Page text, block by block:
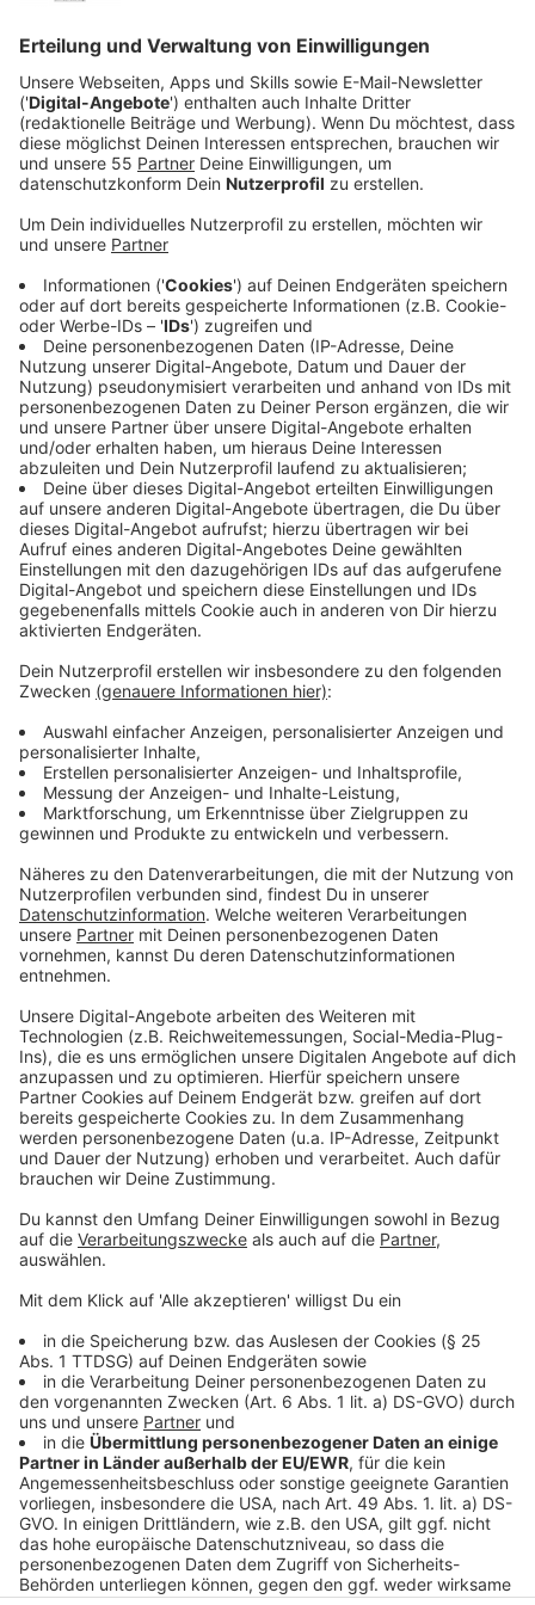
Veröffentlicht:
Anzeige
Durch den dichten Nebel ist die Besatzung der
Bohrinsel komplett von der Außenwelt abgeschnitten.
Denn auch die Kommunikation ist mysteriöserweise
nicht mehr möglich. Heftige Erschütterungen rütteln
eine Rettung ist nicht in Sicht und die Nahrungsvorräte
werden langsam knapp. Manager Magnus (Iain Glen)
muss dafür Sorge tragen, dass die Konflikte innerhalb
der Crew nicht eskalieren, denn die Lage wird immer
bedrohlicher.
Streaming-Dienst: Amazon Prime Video
Anzeige
Die Besatzung entwickelt die wildesten Theorien über
den seltsamen Nebel. Und schon bald wird klar, dass
hier eine übernatürliche Macht am Werk ist.
Anzeige
©Copyright: Amazon Prime Video
Manager Magnus versucht seine Crew zu beruhigen.
Doch die Angst auf der Bohrinsel ist groß.
Anzeige
© Copyright: Amazon Prime Video
Der Nebel wird immer mysteriöser und schürt die
Angst. Auf der Bohrinsel gibt es die ersten Opfer.
Anzeige
Anzeige